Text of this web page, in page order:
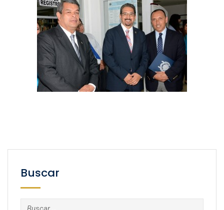
Buscar
Buscar: